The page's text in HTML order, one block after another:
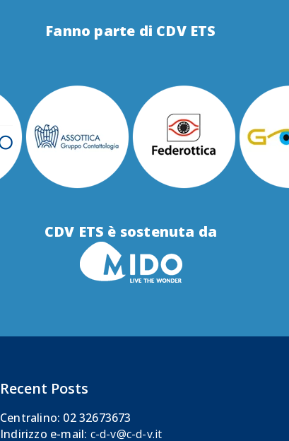
Fanno parte di CDV ETS
CDV ETS è sostenuta da
Recent Posts
Centralino: 02 32673673
Indirizzo e-mail: c-d-v@c-d-v.it